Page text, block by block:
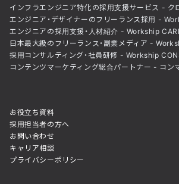
インフラエンジニア特化の採用支援サービス - ク
エンジニア・デザイナーのフリーランス採用 -
エンジニアの採用支援・人材紹介 - Workship
日本最大級のフリーランス・副業メディア -
採用コンサルティング・社員研修 - Workship
コンテンツマーケティング総合パートナー - コン
お役立ち資料
採用担当者の方へ
お問い合わせ
キャリア相談
プライバシーポリシー